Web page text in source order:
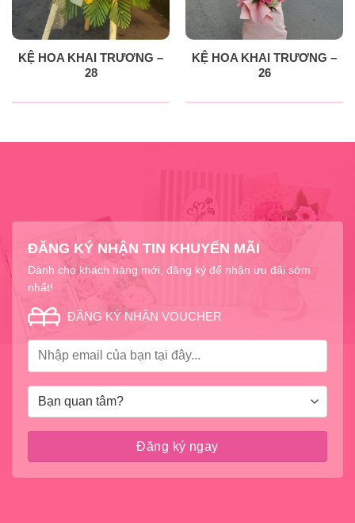
KỆ HOA KHAI TRƯƠNG –
28
KỆ HOA KHAI TRƯƠNG –
26
ĐĂNG KÝ NHẬN TIN KHUYẾN MÃI
Dành cho khách hàng mới, đăng ký để nhận ưu đãi sớm
nhất!
ĐĂNG KÝ NHẬN VOUCHER